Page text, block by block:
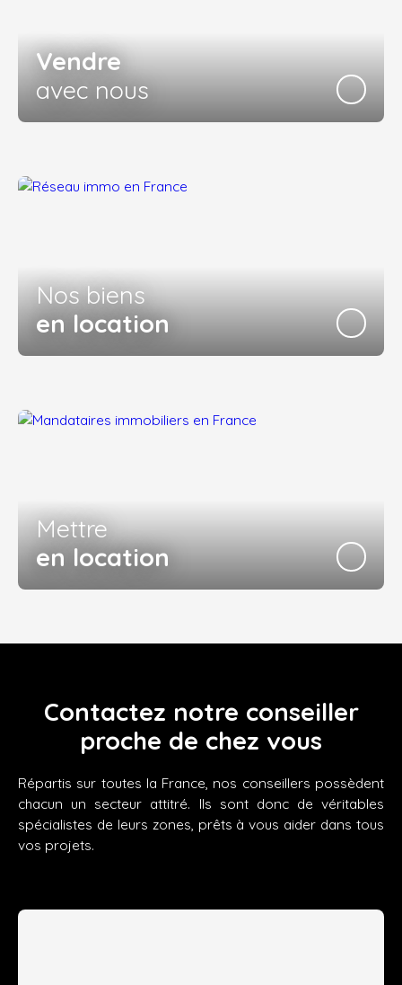
Vendre
avec nous
Nos biens
en location
Mettre
en location
Contactez notre conseiller
proche de chez vous
Répartis sur toutes la France, nos conseillers possèdent
chacun un secteur attitré. Ils sont donc de véritables
spécialistes de leurs zones, prêts à vous aider dans tous
vos projets.